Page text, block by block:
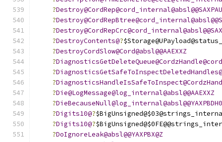
?
?
?
?DestroyContents@?
?DestroyCordSlow@Cord@absl@@AAEXXZ
?
?
?
?Die@LogMessage@log_internal@absl@@AAEXXZ
?
?Digits10@?
?Digits10@?
?DoIgnoreLeak@absl@@YAXPBX@Z